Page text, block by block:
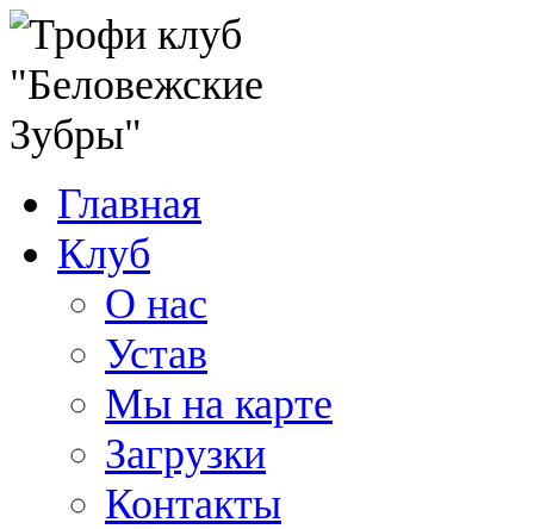
Главная
Клуб
О нас
Устав
Мы на карте
Загрузки
Контакты